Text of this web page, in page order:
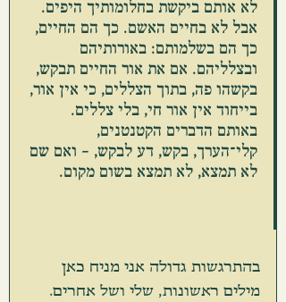
לא אותם ביקשת בחלומותיך היפים.
אבל לא בחיים האשם. כך הם החיים,
כך הם בשלמותם: באורותיהם
ובצלליהם. אם את אור החיים תבקש,
בקשהו פה, בתוך הצללים, כי אין אור,
בייחוד אין אור חי, בלי צללים.
באותם הדברים הקטנטנים,
קלי־הערך, בקש, דע לבקש, – ואם שם
לא תמצא, לא תמצא בשום מקום.
בהתרגשות גדולה אני מניח כאן
מילים ראשונות, שלי ושל אחרים.